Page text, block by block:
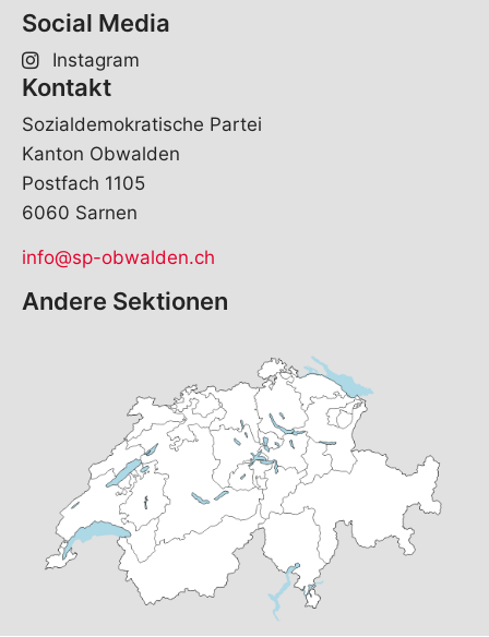
Social Media
Instagram
Kontakt
Sozialdemokratische Partei
Kanton Obwalden
Postfach 1105
6060 Sarnen
info@sp-obwalden.ch
Andere Sektionen